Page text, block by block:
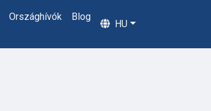
Országhívók Blog
HU